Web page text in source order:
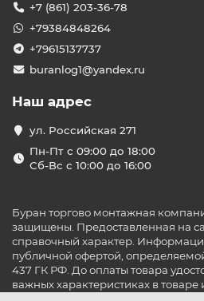
+7 (861) 203-36-78
+79384848264
+79615137737
buranlog1@yandex.ru
Наш адрес
ул. Российская 271
Пн-Пт с 09:00 до 18:00
Сб-Вс с 10:00 до 16:00
Буран торгово монтажная
защищены. Предоставленная на
справочный характер.
публичной офертой,
437 ГК РФ. До оплаты товара
важных характеристиках в товаре